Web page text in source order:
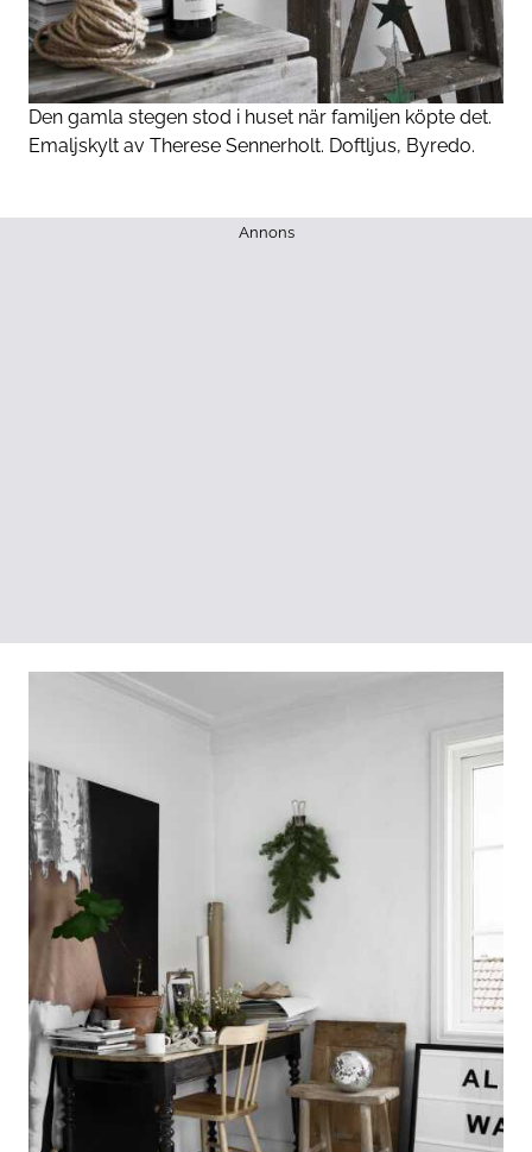
Den gamla stegen stod i huset när familjen köpte det.
Emaljskylt av Therese Sennerholt. Doftljus, Byredo.
Annons